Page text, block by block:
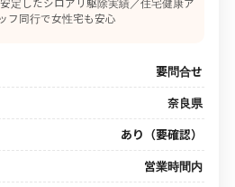
定したシロアリ駆除実績／住宅健康ア
フ同行で女性宅も安心
要問合せ
奈良県
あり（要確認）
営業時間内